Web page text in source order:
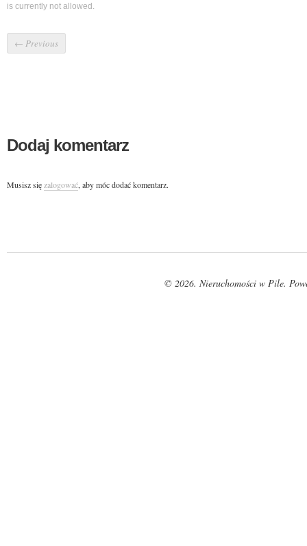
is currently not allowed.
← Previous
Dodaj komentarz
Musisz sięzalogować, aby móc dodać komentarz.
© 2026. Nieruchomości w Pile.